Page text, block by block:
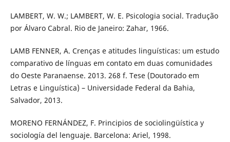
LAMBERT, W. W.; LAMBERT, W. E. Psicologia social. Tradução
por Álvaro Cabral. Rio de Janeiro: Zahar, 1966.
LAMB FENNER, A. Crenças e atitudes linguísticas: um estudo
comparativo de línguas em contato em duas comunidades
do Oeste Paranaense. 2013. 268 f. Tese (Doutorado em
Letras e Linguística) – Universidade Federal da Bahia,
Salvador, 2013.
MORENO FERNÁNDEZ, F. Principios de sociolingüística y
sociología del lenguaje. Barcelona: Ariel, 1998.